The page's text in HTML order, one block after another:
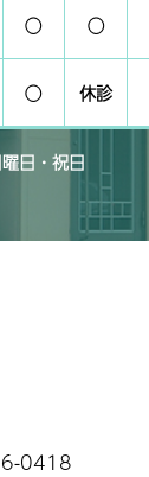
◯ ◯
◯ 休診
日・祝日
0418